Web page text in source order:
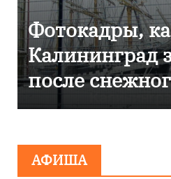
Калининграде
сообщения о
АФИША